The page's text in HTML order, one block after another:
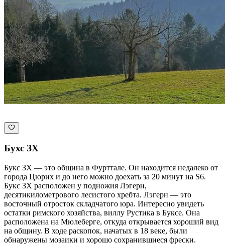
Бухс ЗХ
Букс ЗХ — это община в Фурттале. Он находится недалеко от
города Цюрих и до него можно доехать за 20 минут на S6.
Букс ЗХ расположен у подножия Лэгерн,
десятикилометрового лесистого хребта. Лэгерн — это
восточный отросток складчатого юра. Интересно увидеть
остатки римского хозяйства, виллу Рустика в Буксе. Она
расположена на Мюлеберге, откуда открывается хороший вид
на общину. В ходе раскопок, начатых в 18 веке, были
обнаружены мозаики и хорошо сохранившиеся фрески.